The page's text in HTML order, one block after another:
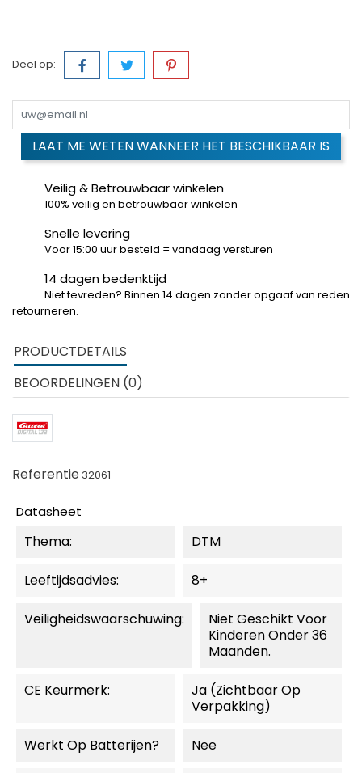
Deel op:
LAAT ME WETEN WANNEER HET BESCHIKBAAR IS
Veilig & Betrouwbaar winkelen
100% veilig en betrouwbaar winkelen
Snelle levering
Voor 15:00 uur besteld = vandaag versturen
14 dagen bedenktijd
Niet tevreden? Binnen 14 dagen zonder opgaaf van reden
retourneren.
PRODUCTDETAILS
BEOORDELINGEN (0)
Referentie 32061
Datasheet
Thema: DTM
Leeftijdsadvies: 8+
Veiligheidswaarschuwing:
Niet Geschikt Voor
Kinderen Onder 36
Maanden.
CE Keurmerk:
Ja (zichtbaar Op
Verpakking)
Werkt Op Batterijen? Nee